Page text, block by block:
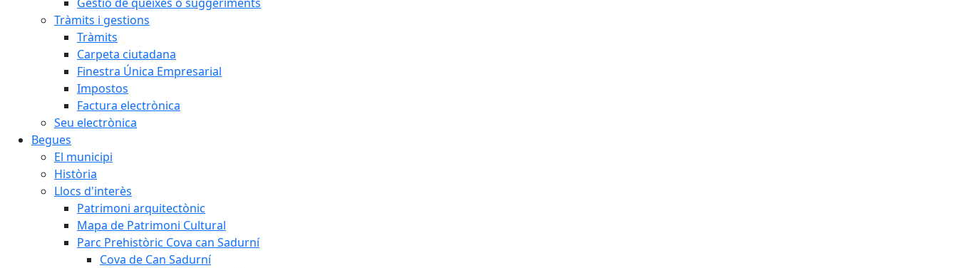
Tràmits i gestions
Tràmits
Carpeta ciutadana
Finestra Única Empresarial
Impostos
Factura electrònica
Seu electrònica
Begues
El municipi
Història
Llocs d'interès
Patrimoni arquitectònic
Mapa de Patrimoni Cultural
Parc Prehistòric Cova can Sadurní
Cova de Can Sadurní